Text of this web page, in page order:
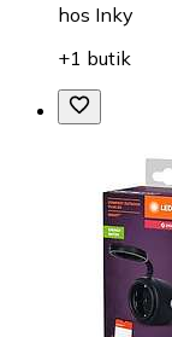
hos Inky
+1 butik